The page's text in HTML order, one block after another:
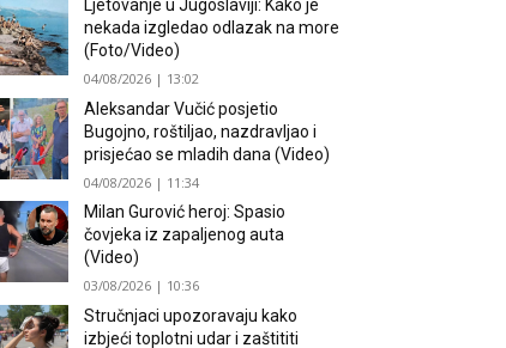
Ljetovanje u Jugoslaviji: Kako je
nekada izgledao odlazak na more
(Foto/Video)
04/08/2026 | 13:02
Aleksandar Vučić posjetio
Bugojno, roštiljao, nazdravljao i
prisjećao se mladih dana (Video)
04/08/2026 | 11:34
Milan Gurović heroj: Spasio
čovjeka iz zapaljenog auta
(Video)
03/08/2026 | 10:36
Stručnjaci upozoravaju kako
izbjeći toplotni udar i zaštititi